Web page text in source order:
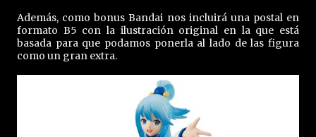
Además, como bonus Bandai nos incluirá una postal en
formato B5 con la ilustración original en la que está
basada para que podamos ponerla al lado de las figura
como un gran extra.